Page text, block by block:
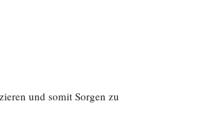
und somit Sorgen zu